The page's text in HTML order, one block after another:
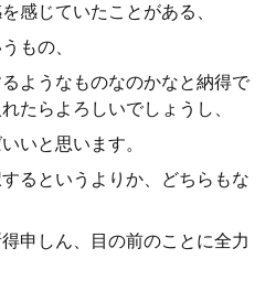
感じていたことがある、
もの、
ようなものなのかなと納得で
たらよろしいでしょうし、
いと思います。
るというよりか、どちらもな
申しん、目の前のことに全力